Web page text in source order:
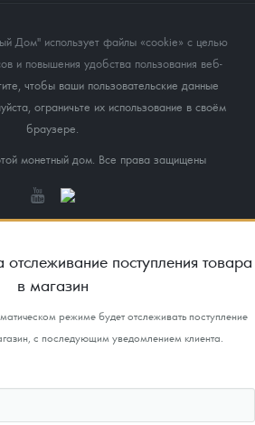
Дом" использует файлы «cookie» с целью
и повышения удобства пользования веб-
чтобы ваши пользовательские данные
ограничьте их использование в своём
браузере.
монетный дом. Все права защищены
поступления товара
в магазин
режиме будет отслеживать поступление
с последующим уведомлением клиента.